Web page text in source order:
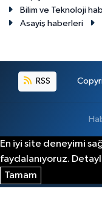
Bilim ve Teknoloji
Asayiş haberleri
RSS
En iyi site deneyimi
faydalanıyoruz.
Tamam